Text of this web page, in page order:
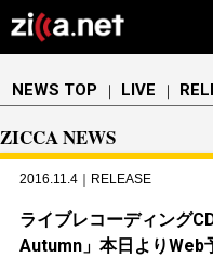
NEWS TOP ｜ LIVE ｜
ZICCA NEWS
2016.11.4｜RELEASE
ライブレコーディング
Autumn」本日よりWeb